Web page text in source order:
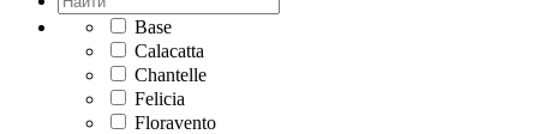
Base
Calacatta
Chantelle
Felicia
Floravento